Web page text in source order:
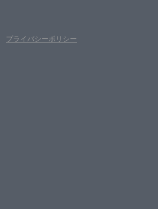
プライバシーポリシー